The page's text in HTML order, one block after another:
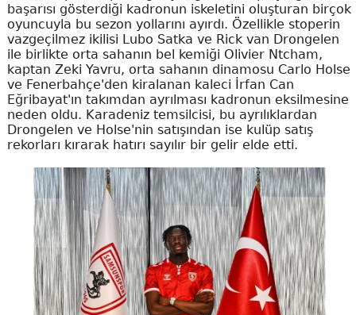
başarısı gösterdiği kadronun iskeletini oluşturan birçok
oyuncuyla bu sezon yollarını ayırdı. Özellikle stoperin
vazgeçilmez ikilisi Lubo Satka ve Rick van Drongelen
ile birlikte orta sahanın bel kemiği Olivier Ntcham,
kaptan Zeki Yavru, orta sahanın dinamosu Carlo Holse
ve Fenerbahçe'den kiralanan kaleci İrfan Can
Eğribayat'ın takımdan ayrılması kadronun eksilmesine
neden oldu. Karadeniz temsilcisi, bu ayrılıklardan
Drongelen ve Holse'nin satışından ise kulüp satış
rekorları kırarak hatırı sayılır bir gelir elde etti.